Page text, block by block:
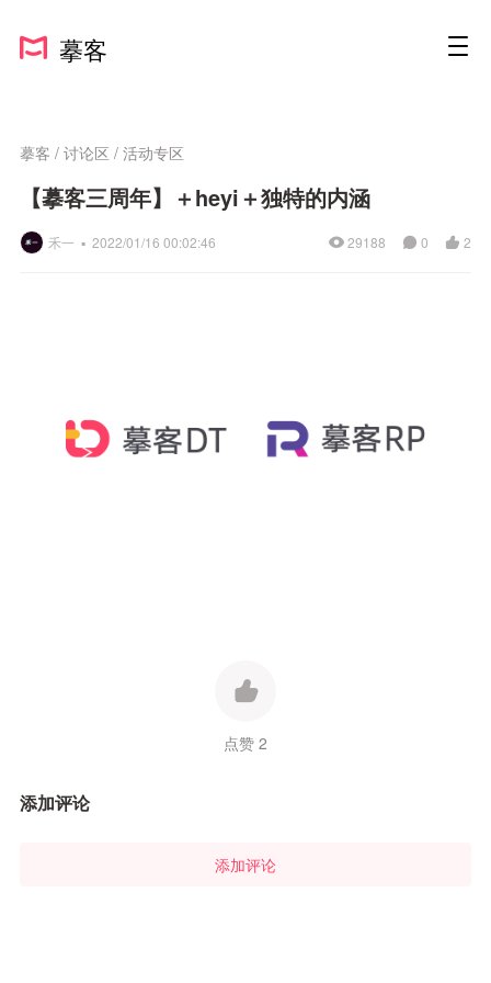
摹客
摹客 / 讨论区 / 活动专区
【摹客三周年】＋heyi＋独特的内涵
禾一 ▪ 2022/01/16 00:02:46 2
0
29188
点赞 2
添加评论
添加评论